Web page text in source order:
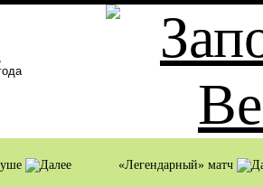
,
«Легендарный» матч